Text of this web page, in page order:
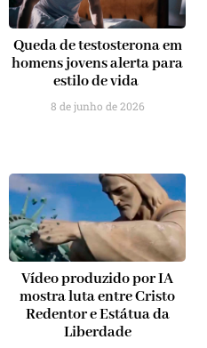
Queda de testosterona em
homens jovens alerta para
estilo de vida
8 de junho de 2026
Vídeo produzido por IA
mostra luta entre Cristo
Redentor e Estátua da
Liberdade